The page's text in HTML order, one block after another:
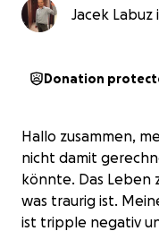
Jacek Labuz
Donation
Hallo zusammen,
nicht damit
könnte. Das Leben
was traurig ist.
ist tripple negativ